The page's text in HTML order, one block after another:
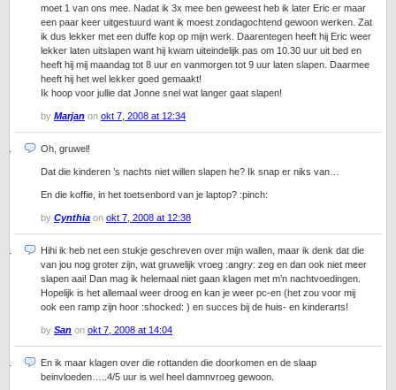
moet 1 van ons mee. Nadat ik 3x mee ben geweest heb ik later Eric er maar
een paar keer uitgestuurd want ik moest zondagochtend gewoon werken. Zat
ik dus lekker met een duffe kop op mijn werk. Daarentegen heeft hij Eric weer
lekker laten uitslapen want hij kwam uiteindelijk pas om 10.30 uur uit bed en
heeft hij mij maandag tot 8 uur en vanmorgen tot 9 uur laten slapen. Daarmee
heeft hij het wel lekker goed gemaakt!
Ik hoop voor jullie dat Jonne snel wat langer gaat slapen!
by Marjan on okt 7, 2008 at 12:34
Oh, gruwel!
Dat die kinderen ’s nachts niet willen slapen he? Ik snap er niks van…
En die koffie, in het toetsenbord van je laptop? :pinch:
by Cynthia on okt 7, 2008 at 12:38
Hihi ik heb net een stukje geschreven over mijn wallen, maar ik denk dat die
van jou nog groter zijn, wat gruwelijk vroeg :angry: zeg en dan ook niet meer
slapen aai! Dan mag ik helemaal niet gaan klagen met m’n nachtvoedingen.
Hopelijk is het allemaal weer droog en kan je weer pc-en (het zou voor mij
ook een ramp zijn hoor :shocked: ) en succes bij de huis- en kinderarts!
by San on okt 7, 2008 at 14:04
En ik maar klagen over die rottanden die doorkomen en de slaap
beinvloeden…..4/5 uur is wel heel damnvroeg gewoon.